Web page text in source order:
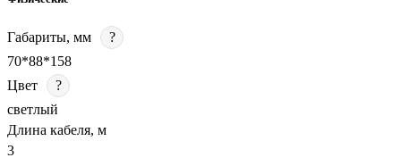
Габариты, мм
?
70*88*158
Цвет
?
светлый
Длина кабеля, м
3